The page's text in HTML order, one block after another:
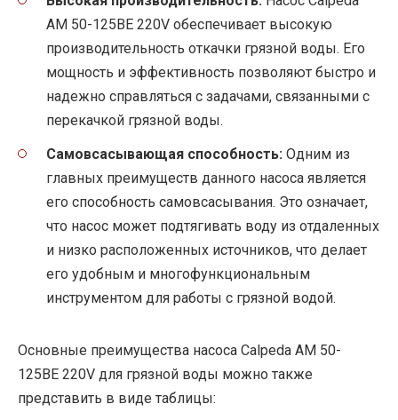
AM 50-125BE 220V обеспечивает высокую
производительность откачки грязной воды. Его
мощность и эффективность позволяют быстро и
надежно справляться с задачами, связанными с
перекачкой грязной воды.
Самовсасывающая способность: Одним из
главных преимуществ данного насоса является
его способность самовсасывания. Это означает,
что насос может подтягивать воду из отдаленных
и низко расположенных источников, что делает
его удобным и многофункциональным
инструментом для работы с грязной водой.
Основные преимущества насоса Calpeda AM 50-
125BE 220V для грязной воды можно также
представить в виде таблицы: